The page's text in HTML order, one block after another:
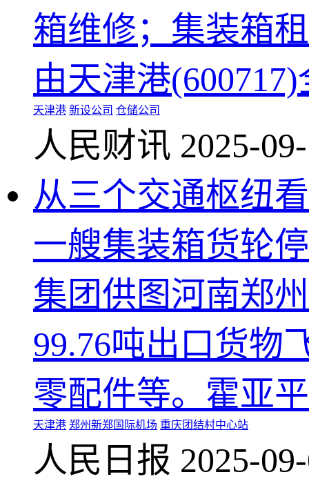
箱维修；集装箱
由天津港
天津港 新设公司 仓储公司
人民财讯 2025-
从三个交通枢纽
一艘集装箱货轮
集团供图河南郑
99.76吨出口货物
零配件等。霍亚
天津港 郑州新郑国际机场 重庆团结村中心站
人民日报 2025-